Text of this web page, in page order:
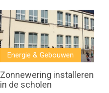
Energie & Gebouwen
Zonnewering installeren
in de scholen